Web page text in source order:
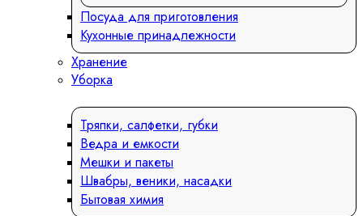
Посуда для приготовления
Кухонные принадлежности
Хранение
Уборка
Тряпки, салфетки, губки
Ведра и емкости
Мешки и пакеты
Швабры, веники, насадки
Бытовая химия